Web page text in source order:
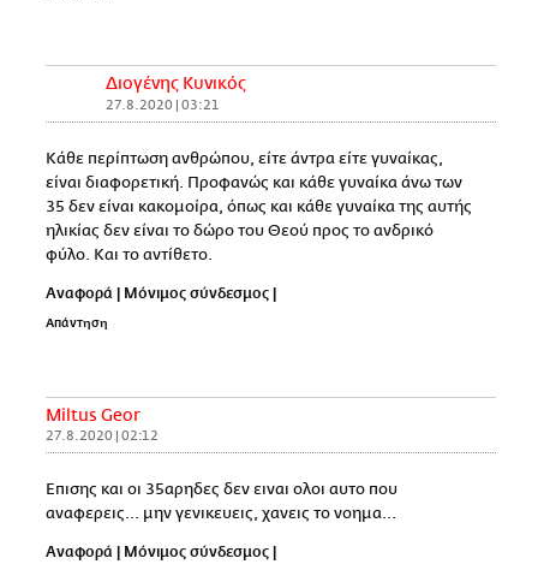
Διογένης Κυνικός
27.8.2020 | 03:21
Κάθε περίπτωση ανθρώπου, είτε άντρα είτε γυναίκας,
είναι διαφορετική. Προφανώς και κάθε γυναίκα άνω των
35 δεν είναι κακομοίρα, όπως και κάθε γυναίκα της αυτής
ηλικίας δεν είναι το δώρο του Θεού προς το ανδρικό
φύλο. Και το αντίθετο.
Αναφορά | Μόνιμος σύνδεσμος |
Απάντηση
Miltus Geor
27.8.2020 | 02:12
Επισης και οι 35αρηδες δεν ειναι ολοι αυτο που
αναφερεις... μην γενικευεις, χανεις το νοημα...
Αναφορά Μόνιμος σύνδεσμος